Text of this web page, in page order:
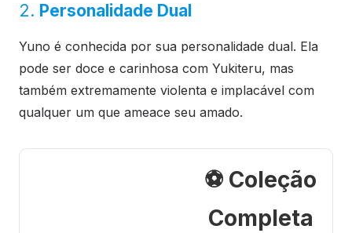
2. Personalidade Dual
Yuno é conhecida por sua personalidade dual. Ela
pode ser doce e carinhosa com Yukiteru, mas
também extremamente violenta e implacável com
qualquer um que ameace seu amado.
⚽ Coleção
Completa